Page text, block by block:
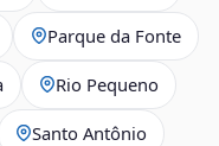
Parque da Fonte
Rio Pequeno
Santo Antônio